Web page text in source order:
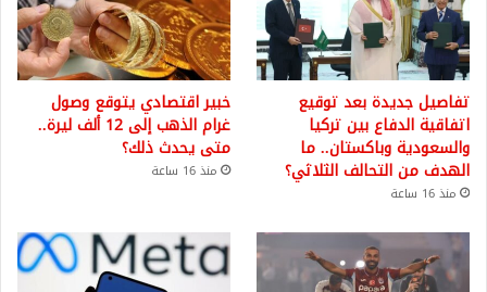
تفاصيل جديدة بعد توقيع
اتفاقية الدفاع بين تركيا
والسعودية وباكستان.. ما
الهدف من التحالف الثلاثي؟
منذ 16 ساعة
خبير اقتصادي يتوقع وصول
غرام الذهب إلى 12 ألف ليرة..
متى يحدث ذلك؟
منذ 16 ساعة